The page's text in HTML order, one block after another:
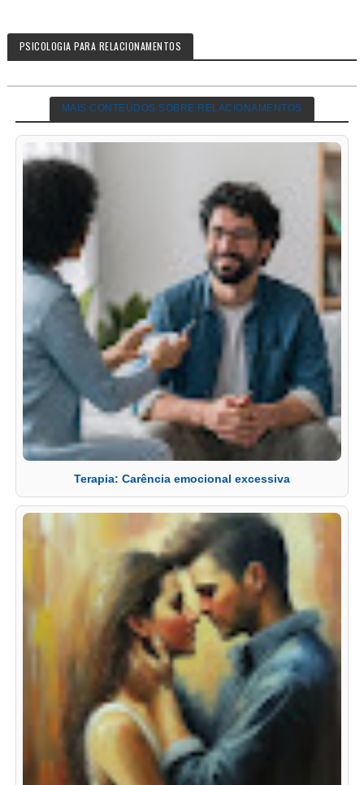
PSICOLOGIA PARA RELACIONAMENTOS
MAIS CONTEÚDOS SOBRE RELACIONAMENTOS
Terapia: Carência emocional excessiva